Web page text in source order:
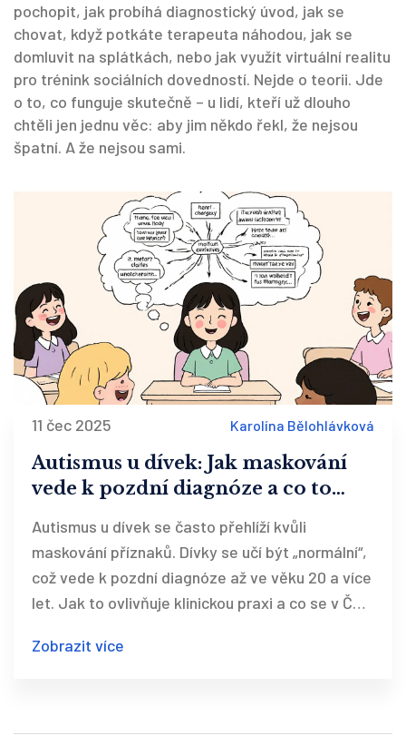
pochopit, jak probíhá diagnostický úvod, jak se
chovat, když potkáte terapeuta náhodou, jak se
domluvit na splátkách, nebo jak využít virtuální realitu
pro trénink sociálních dovedností. Nejde o teorii. Jde
o to, co funguje skutečně – u lidí, kteří už dlouho
chtěli jen jednu věc: aby jim někdo řekl, že nejsou
špatní. A že nejsou sami.
11 čec 2025 Karolína Bělohlávková
Autismus u dívek: Jak maskování
vede k pozdní diagnóze a co to
znamená pro klinickou praxi
Autismus u dívek se často přehlíží kvůli
maskování příznaků. Dívky se učí být „normální“,
což vede k pozdní diagnóze až ve věku 20 a více
let. Jak to ovlivňuje klinickou praxi a co se v ČR
Zobrazit více